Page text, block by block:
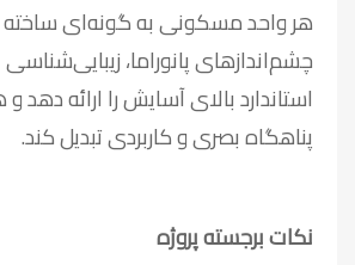
هر واحد مسکونی به گونه‌ای
چشم‌اندازهای پانوراما،
استاندارد بالای آسایش را ارائه دهد و
پناهگاه بصری و کاربردی تبدیل کند.
نکات برجسته پروژه